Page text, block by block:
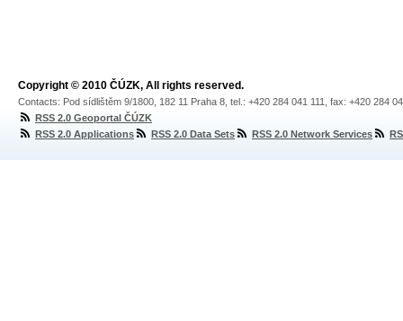
Copyright © 2010 ČÚZK, All rights reserved.
Contacts: Pod sídlištěm 9/1800, 182 11 Praha 8, tel.: +420 284 041 111, fax: +420 284
RSS 2.0 Geoportal ČÚZK
RSS 2.0 Applications
RSS 2.0 Data Sets RSS 2.0 Network Services